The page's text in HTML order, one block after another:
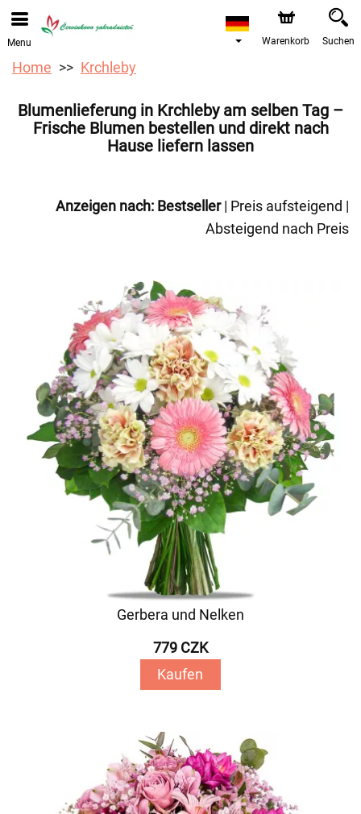
Bestellungen über unseren Onlineshop nehmen wir gerne
entgegen. Der frühestmögliche Liefertermin ist ab dem
12.08.2026 aufgrund von Betriebsurlaub.
Menu Warenkorb Suchen
Home Krchleby
Blumenlieferung in Krchleby am selben Tag –
Frische Blumen bestellen und direkt nach
Hause liefern lassen
Anzeigen nach: Bestseller| Preis aufsteigend |
Absteigend nach Preis
Gerbera und Nelken
779 CZK
Kaufen